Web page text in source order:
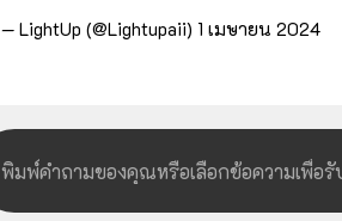
— LightUp (@Lightupaii) 1 เมษายน 2024